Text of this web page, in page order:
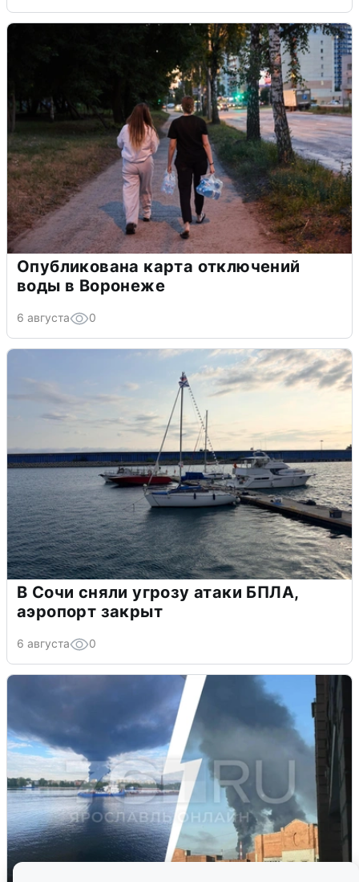
Опубликована карта отключений
воды в Воронеже
6 августа 0
В Сочи сняли угрозу атаки БПЛА,
аэропорт закрыт
6 августа 0